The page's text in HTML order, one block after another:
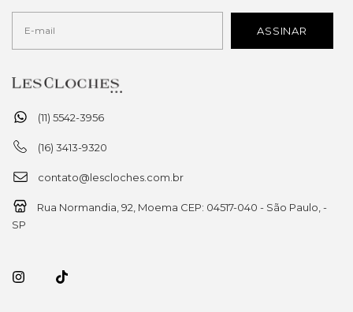
(11) 5542-3956
(16) 3413-9320
contato@lescloches.com.br
Rua Normandia, 92, Moema CEP: 04517-040 - São Paulo, -
SP